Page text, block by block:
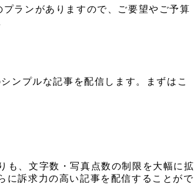
ランがありますので、ご要望やご予算
ンプルな記事を配信します。まずはこ
、文字数・写真点数の制限を大幅に拡
に訴求力の高い記事を配信することがで